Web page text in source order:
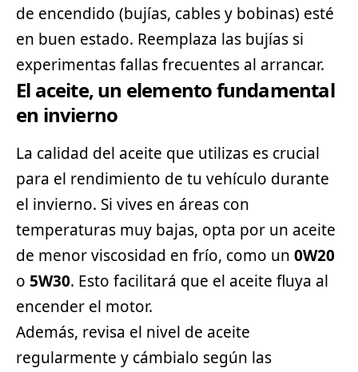
de encendido (bujías, cables y bobinas) esté
en buen estado. Reemplaza las bujías si
experimentas fallas frecuentes al arrancar.
El aceite, un elemento fundamental
en invierno
La calidad del aceite que utilizas es crucial
para el rendimiento de tu vehículo durante
el invierno. Si vives en áreas con
temperaturas muy bajas, opta por un aceite
de menor viscosidad en frío, como un 0W20
o 5W30. Esto facilitará que el aceite fluya al
encender el motor.
Además, revisa el nivel de aceite
regularmente y cámbialo según las